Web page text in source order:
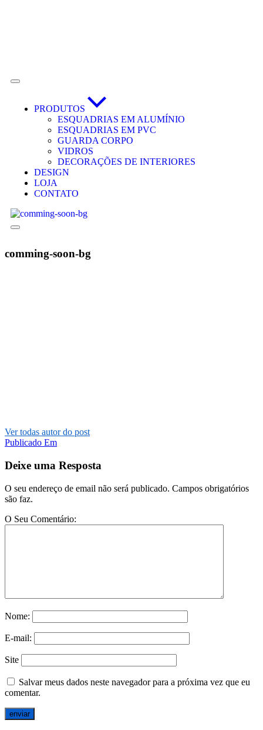
PRODUTOS
ESQUADRIAS EM ALUMÍNIO
ESQUADRIAS EM PVC
GUARDA CORPO
VIDROS
DECORAÇÕES DE INTERIORES
DESIGN
LOJA
CONTATO
comming-soon-bg
Ver todas autor do post
Publicado Em
Deixe uma Resposta
O seu endereço de email não será publicado. Campos obrigatórios
são faz.
O Seu Comentário:
Nome:
E-mail:
Site
Salvar meus dados neste navegador para a próxima vez que eu
comentar.